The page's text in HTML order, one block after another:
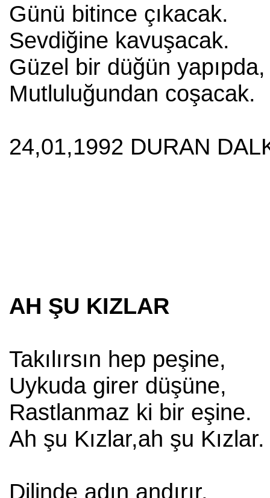
Günü bitince çıkacak.
Sevdiğine kavuşacak.
Güzel bir düğün yapıpda,
Mutluluğundan coşacak.
24,01,1992 DURAN
AH ŞU KIZLAR
Takılırsın hep peşine,
Uykuda girer düşüne,
Rastlanmaz ki bir eşine.
Ah şu Kızlar,ah şu Kızlar.
Dilinde adın andırır,